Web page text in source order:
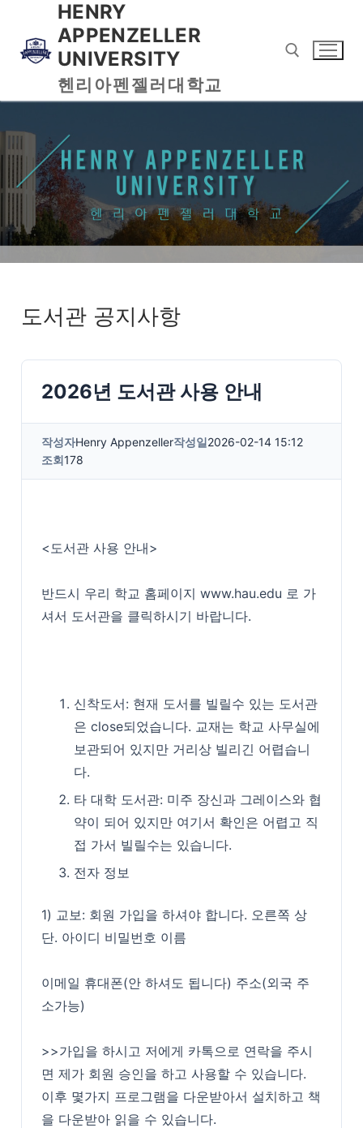
HENRY
APPENZELLER
UNIVERSITY
헨리아펜젤러대학교
도서관 공지사항
2026년 도서관 사용 안내
작성자Henry Appenzeller작성일2026-02-14 15:12
조회178
<도서관 사용 안내>
반드시 우리 학교 홈페이지 www.hau.edu 로 가
셔서 도서관을 클릭하시기 바랍니다.
신착도서: 현재 도서를 빌릴수 있는 도서관
은 close되었습니다. 교재는 학교 사무실에
보관되어 있지만 거리상 빌리긴 어렵습니
다.
타 대학 도서관: 미주 장신과 그레이스와 협
약이 되어 있지만 여기서 확인은 어렵고 직
접 가서 빌릴수는 있습니다.
전자 정보
1) 교보: 회원 가입을 하셔야 합니다. 오른쪽 상
단. 아이디 비밀번호 이름
이메일 휴대폰(안 하셔도 됩니다) 주소(외국 주
소가능)
>>가입을 하시고 저에게 카톡으로 연락을 주시
면 제가 회원 승인을 하고 사용할 수 있습니다.
이후 몇가지 프로그램을 다운받아서 설치하고 책
을 다운받아 읽을 수 있습니다.